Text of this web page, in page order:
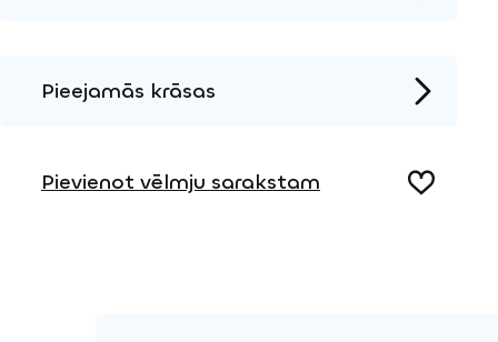
2D DWG – Sānu skats
3D DWG
Pieejamās krāsas
Pievienot vēlmju sarakstam